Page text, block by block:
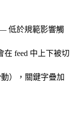
低於規範影響觸
在 feed 中上下被切
），關鍵字疊加